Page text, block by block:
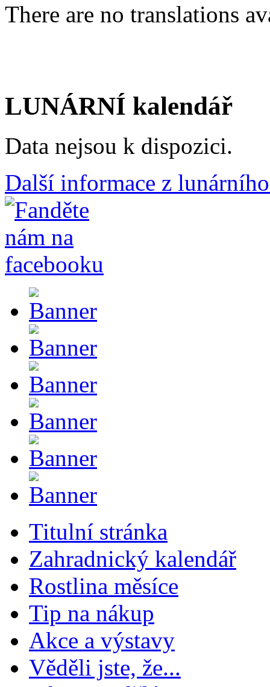
There are no translations
LUNÁRNÍ kalendář
Data nejsou k dispozici.
Další informace z
Titulní stránka
Zahradnický kalendář
Rostlina měsíce
Tip na nákup
Akce a výstavy
Věděli jste, že...